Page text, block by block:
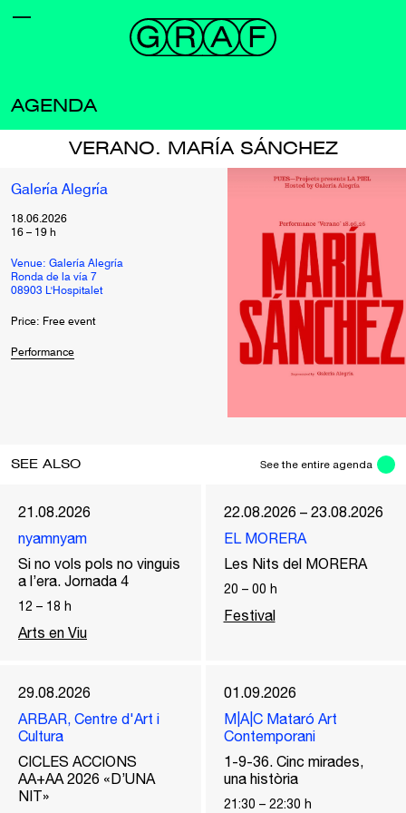
AGENDA
VERANO. MARÍA SÁNCHEZ
Galería Alegría
18.06.2026
16 – 19 h
Venue: Galería Alegría
Ronda de la vía 7
08903 L'Hospitalet
Price: Free event
Performance
SEE ALSO See the entire agenda
21.08.2026
nyamnyam
Si no vols pols no vinguis
a l’era. Jornada 4
12 – 18 h
Arts en Viu
22.08.2026 – 23.08.2026
EL MORERA
Les Nits del MORERA
20 – 00 h
Festival
29.08.2026
ARBAR, Centre d'Art i
Cultura
CICLES ACCIONS
AA+AA 2026 «D’UNA
NIT»
01.09.2026
M|A|C Mataró Art
Contemporani
1-9-36. Cinc mirades,
una història
21:30 – 22:30 h